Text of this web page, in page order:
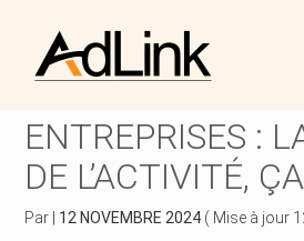
Aller
au
Créer et reprendre une activité
Développer votre entreprise
Construire votre patrimoine
Piloter votre gestion
Gérer vos ressources humaines
Dématérialiser vos documents
ENTREPRISES :
DE L’ACTIVITÉ,
Par 12 NOVEMBRE 2024 ( Mise à jour